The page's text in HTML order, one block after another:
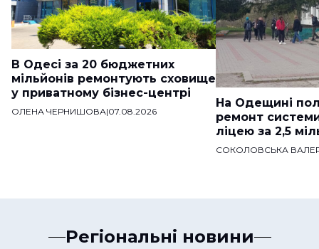
В Одесі за 20 бюджетних
мільйонів ремонтують сховище
у приватному бізнес-центрі
ОЛЕНА ЧЕРНИШОВА|07.08.2026
На Одещині
ремонт
ліцею за 2,5
СОКОЛОВСЬКА
Регіональні новини